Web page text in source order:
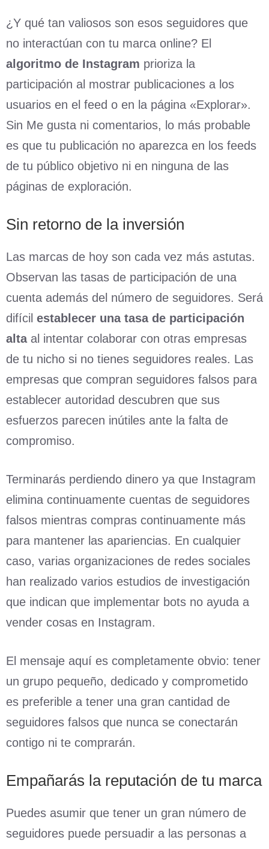
¿Y qué tan valiosos son esos seguidores que
no interactúan con tu marca online? El
algoritmo de Instagram prioriza la
participación al mostrar publicaciones a los
usuarios en el feed o en la página «Explorar».
Sin Me gusta ni comentarios, lo más probable
es que tu publicación no aparezca en los feeds
de tu público objetivo ni en ninguna de las
páginas de exploración.
Sin retorno de la inversión
Las marcas de hoy son cada vez más astutas.
Observan las tasas de participación de una
cuenta además del número de seguidores. Será
difícil establecer una tasa de participación
altaal intentar colaborar con otras empresas
de tu nicho si no tienes seguidores reales. Las
empresas que compran seguidores falsos para
establecer autoridad descubren que sus
esfuerzos parecen inútiles ante la falta de
compromiso.
Terminarás perdiendo dinero ya que Instagram
elimina continuamente cuentas de seguidores
falsos mientras compras continuamente más
para mantener las apariencias. En cualquier
caso, varias organizaciones de redes sociales
han realizado varios estudios de investigación
que indican que implementar bots no ayuda a
vender cosas en Instagram.
El mensaje aquí es completamente obvio: tener
un grupo pequeño, dedicado y comprometido
es preferible a tener una gran cantidad de
seguidores falsos que nunca se conectarán
contigo ni te comprarán.
Empañarás la reputación de tu marca
Puedes asumir que tener un gran número de
seguidores puede persuadir a las personas a